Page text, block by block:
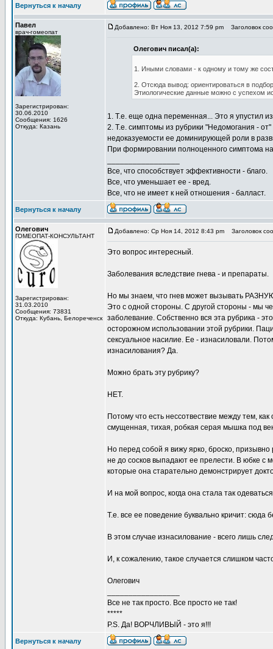
Вернуться к началу
Павел
врач-гомеопат
Зарегистрирован:
30.06.2010
Сообщения: 1626
Откуда: Казань
Добавлено: Вт Ноя 13, 2012 7:59 pm Заголовок
Олегович писал(а):
1. Иными словами - к одному и тому же
2. Отсюда вывод: ориентироваться в
Этиологические данные можно с успехом
1. Т.е. еще одна переменная... Это я упустил
2. Т.е. симптомы из рубрики "Недомогания -
недоказуемости ее доминирующей роли в
При формировании полноценного симптома
Все, что способствует эффективности - благо.
Все, что уменьшает ее - вред.
Все, что не имеет к ней отношения - балласт.
Вернуться к началу
Олегович
ГОМЕОПАТ-КОНСУЛЬТАНТ
Зарегистрирован:
31.03.2010
Сообщения: 73831
Откуда: Кубань, Белореченск
Добавлено: Ср Ноя 14, 2012 8:43 pm Заголовок
Это вопрос интересный.
Заболевания вследствие гнева - и препараты.
Но мы знаем, что гнев может вызывать
Это с одной стороны. С другой стороны - мы
заболевание. Собственно вся эта рубрика -
осторожном использовании этой рубрики.
сексуальное насилие. Ее - изнасиловали.
изнасилования? Да.
Можно брать эту рубрику?
НЕТ.
Потому что есть нессотвествие между тем,
смущенная, тихая, робкая серая мышка под
Но перед собой я вижу ярко, броско, призывно
не до сосков выпадают ее прелести. В юбке с
которые она старательно демонстрирует
И на мой вопрос, когда она стала так
Т.е. все ее поведение буквально кричит: сюда
В этом случае изнасилование - всего лишь
И, к сожалению, такое случается слишком
Олегович
Все не так просто. Все просто не так!
*****
P.S. Да! ВОРЧЛИВЫЙ - это я!!!
Вернуться к началу